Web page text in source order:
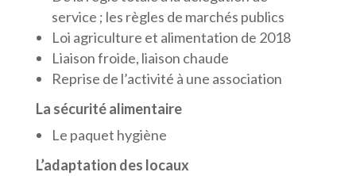
service ; les règles de marchés publics
Loi agriculture et alimentation de 2018
Liaison froide, liaison chaude
Reprise de l’activité à une association
La sécurité alimentaire
Le paquet hygiène
L’adaptation des locaux